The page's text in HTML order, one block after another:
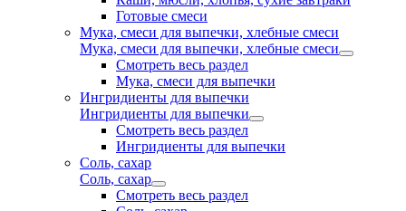
Готовые смеси
Мука, смеси для выпечки, хлебные смеси
Мука, смеси для выпечки, хлебные смеси
Смотреть весь раздел
Мука, смеси для выпечки
Ингридиенты для выпечки
Ингридиенты для выпечки
Смотреть весь раздел
Ингридиенты для выпечки
Соль, сахар
Соль, сахар
Смотреть весь раздел